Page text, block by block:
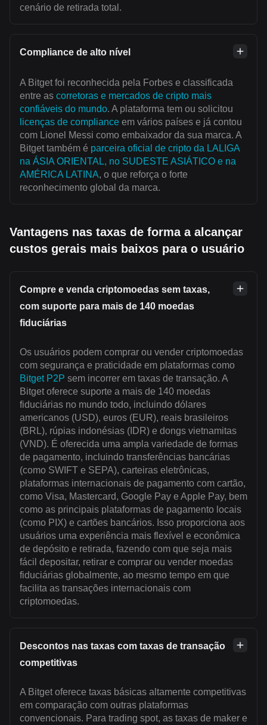
cenário de retirada total.
Compliance de alto nível
A Bitget foi reconhecida pela Forbes e classificada
entre as corretoras e mercados de cripto mais
confiáveis do mundo. A plataforma tem ou solicitou
licenças de compliance em vários países e já contou
com Lionel Messi como embaixador da sua marca. A
Bitget também é parceira oficial de cripto da LALIGA
na ÁSIA ORIENTAL, no SUDESTE ASIÁTICO e na
AMÉRICA LATINA, o que reforça o forte
reconhecimento global da marca.
Vantagens nas taxas de forma a alcançar
custos gerais mais baixos para o usuário
Compre e venda criptomoedas sem taxas,
com suporte para mais de 140 moedas
fiduciárias
Os usuários podem comprar ou vender criptomoedas
com segurança e praticidade em plataformas como
Bitget P2P sem incorrer em taxas de transação. A
Bitget oferece suporte a mais de 140 moedas
fiduciárias no mundo todo, incluindo dólares
americanos (USD), euros (EUR), reais brasileiros
(BRL), rúpias indonésias (IDR) e dongs vietnamitas
(VND). É oferecida uma ampla variedade de formas
de pagamento, incluindo transferências bancárias
(como SWIFT e SEPA), carteiras eletrônicas,
plataformas internacionais de pagamento com cartão,
como Visa, Mastercard, Google Pay e Apple Pay, bem
como as principais plataformas de pagamento locais
(como PIX) e cartões bancários. Isso proporciona aos
usuários uma experiência mais flexível e econômica
de depósito e retirada, fazendo com que seja mais
fácil depositar, retirar e comprar ou vender moedas
fiduciárias globalmente, ao mesmo tempo em que
facilita as transações internacionais com
criptomoedas.
Descontos nas taxas com taxas de transação
competitivas
A Bitget oferece taxas básicas altamente competitivas
em comparação com outras plataformas
convencionais. Para trading spot, as taxas de maker e